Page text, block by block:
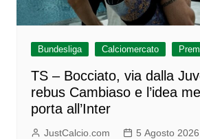
Bundesliga Calciomercato
TS – Bocciato, via dalla
rebus Cambiaso e l’idea
porta all’Inter
JustCalcio.com 5 Agosto 2026